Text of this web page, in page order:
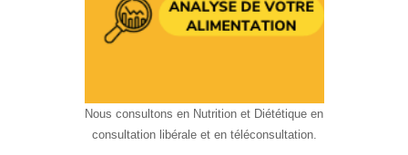
Nous consultons en Nutrition et Diététique en
consultation libérale et en téléconsultation.